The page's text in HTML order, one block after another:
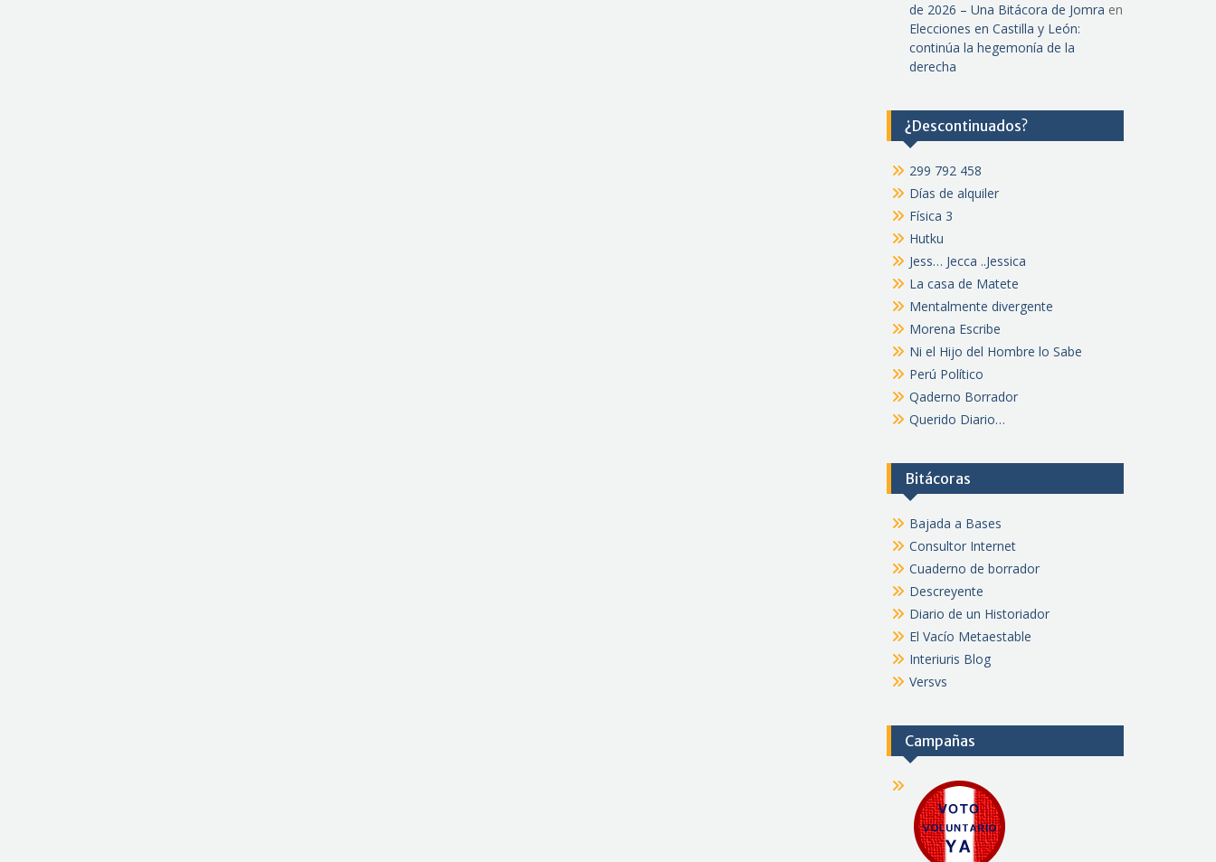
de 2026 – Una Bitácora de Jomra en
Elecciones en Castilla y León:
continúa la hegemonía de la
derecha
¿Descontinuados?
299 792 458
Días de alquiler
Física 3
Hutku
Jess… Jecca ..Jessica
La casa de Matete
Mentalmente divergente
Morena Escribe
Ni el Hijo del Hombre lo Sabe
Perú Político
Qaderno Borrador
Querido Diario…
Bitácoras
Bajada a Bases
Consultor Internet
Cuaderno de borrador
Descreyente
Diario de un Historiador
El Vacío Metaestable
Interiuris Blog
Versvs
Campañas